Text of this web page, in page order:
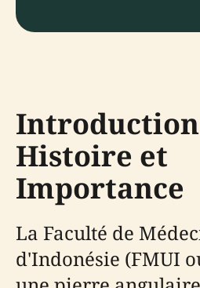
Histoire et
Importance
La Faculté de
d'Indonésie (FMUI